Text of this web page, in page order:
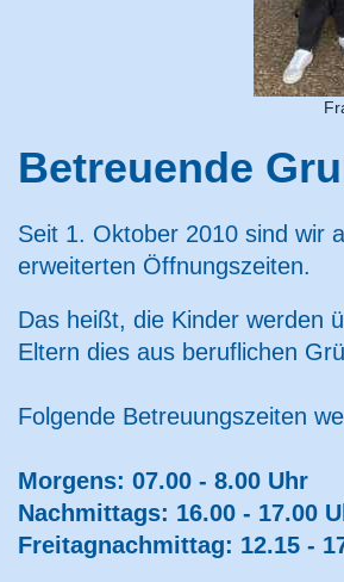
Betreuende
Seit 1. Oktober 2010 sind wir
erweiterten Öffnungszeiten.
Das heißt, die Kinder werden
Eltern dies aus beruflichen
Folgende Betreuungszeiten
Morgens: 07.00 - 8.00 Uhr
Nachmittags: 16.00 - 17.00
Freitagnachmittag: 12.15 -